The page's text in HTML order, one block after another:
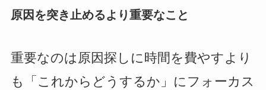
原因を突き止めるより重要なこと
重要なのは原因探しに時間を費やすより
も「これからどうするか」にフォーカス